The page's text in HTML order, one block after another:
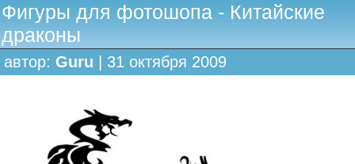
Фигуры для фотошопа - Китайские
драконы
автор: Guru | 31 октября 2009